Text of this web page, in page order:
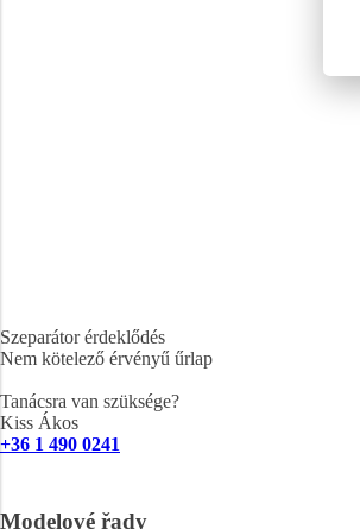
Szeparátor érdeklődés
Nem kötelező érvényű űrlap
Tanácsra van szüksége?
Kiss Ákos
+36 1 490 0241
Modelové řady